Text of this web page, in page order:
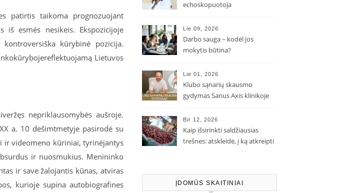
patirtis taikoma prognozuojant
iš esmės nesikeis. Ekspozicijoje
kontroversiška kūrybinė pozicija.
kūrybojereflektuojamą Lietuvos
nepriklausomybės aušroje.
a. 10 dešimtmetyje pasirodė su
ir videomeno kūriniai, tyrinėjantys
ir nuosmukius. Menininko
ir save žalojantis kūnas, atviras
kurioje supina autobiografines
echoskopuotoja
Lie 09, 2026
Darbo sauga – kodėl jos
mokytis būtina?
Lie 01, 2026
Klubo sąnarių skausmo
gydymas Sanus Axis klinikoje
Bir 12, 2026
Kaip išsirinkti saldžiausias
trešnes: atskleidė, į ką atkreipti
ĮDOMŪS SKAITINIAI